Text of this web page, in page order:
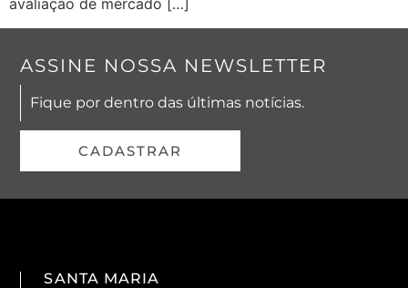
avaliação de mercado […]
ASSINE NOSSA NEWSLETTER
Fique por dentro das últimas notícias.
CADASTRAR
SANTA MARIA